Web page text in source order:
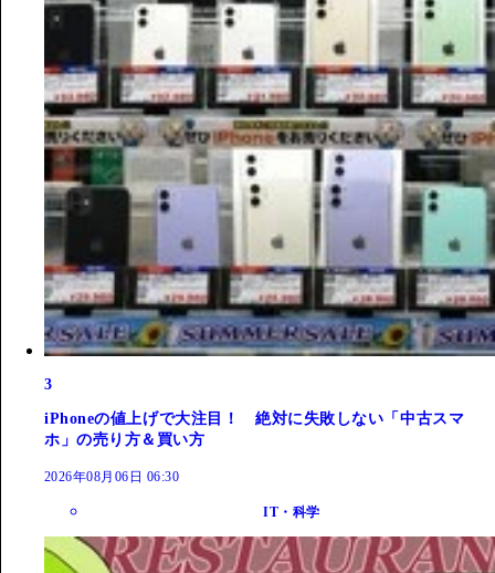
3
iPhoneの値上げで大注目！ 絶対に失敗しない「中古スマ
ホ」の売り方＆買い方
2026年08月06日 06:30
IT・科学